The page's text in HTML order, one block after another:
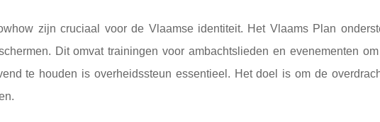
zijn cruciaal voor de Vlaamse identiteit. Het Vlaams Plan
Dit omvat trainingen voor ambachtslieden en evenementen
te houden is overheidssteun essentieel. Het doel is om de